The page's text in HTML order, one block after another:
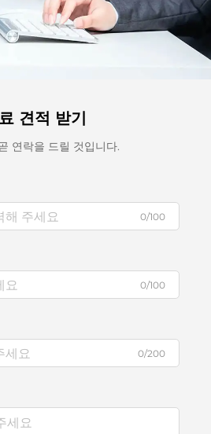
견적 받기
연락을 드릴 것입니다.
0/100
0/100
0/200